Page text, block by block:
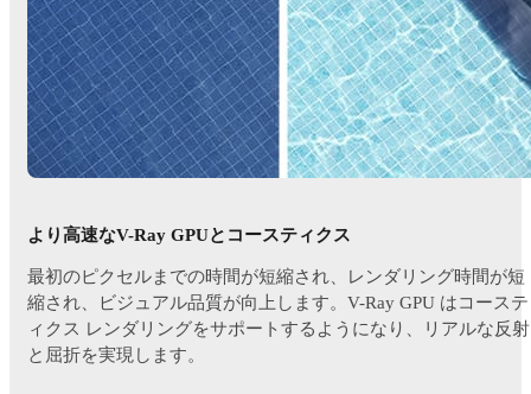
より高速なV-Ray GPUとコースティクス
最初のピクセルまでの時間が短縮され、レンダリング時間が短
縮され、ビジュアル品質が向上します。V-Ray GPU はコーステ
ィクス レンダリングをサポートするようになり、リアルな反射
と屈折を実現します。